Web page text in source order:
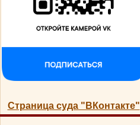
Страница суда "ВКонтакте"